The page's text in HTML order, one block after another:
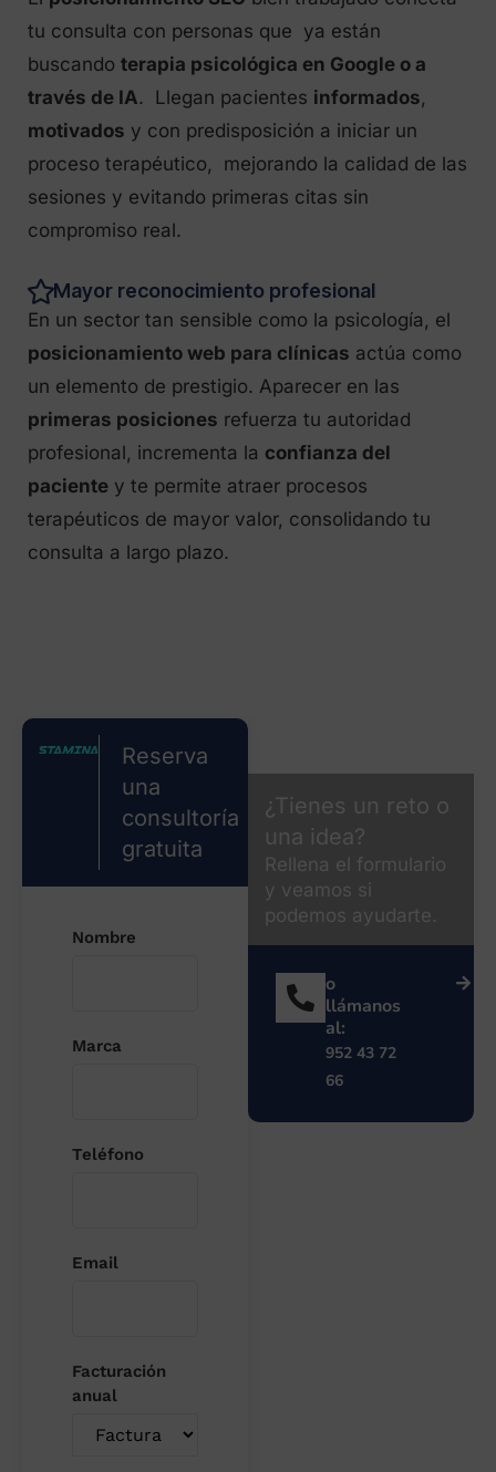
tu consulta con personas que ya están
buscando terapia psicológica en Google o a
través de IA. Llegan pacientes informados,
motivados y con predisposición a iniciar un
proceso terapéutico, mejorando la calidad de las
sesiones y evitando primeras citas sin
compromiso real.
Mayor reconocimiento profesional
En un sector tan sensible como la psicología, el
posicionamiento web para clínicas actúa como
un elemento de prestigio. Aparecer en las
primeras posiciones refuerza tu autoridad
profesional, incrementa la confianza del
paciente y te permite atraer procesos
terapéuticos de mayor valor, consolidando tu
consulta a largo plazo.
¿Tienes un reto o
una idea?
Rellena el formulario
y veamos si
podemos ayudarte.
o
llámanos
al:
952 43 72
66
Reserva
una
consultoría
gratuita
Nombre
Marca
Teléfono
Email
Facturación
anual